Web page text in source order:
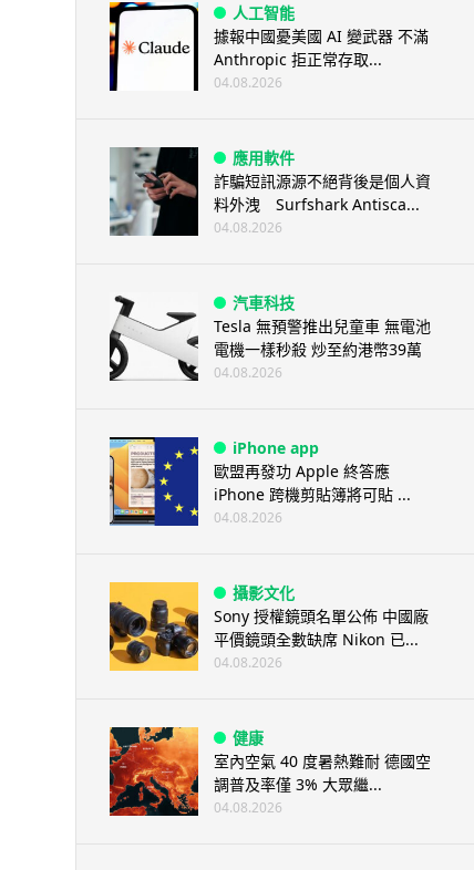
人工智能
據報中國憂美國 AI 變武器 不滿
Anthropic 拒正常存取...
04.08.2026
應用軟件
詐騙短訊源源不絕背後是個人資
料外洩 Surfshark Antisca...
04.08.2026
汽車科技
Tesla 無預警推出兒童車 無電池
電機一樣秒殺 炒至約港幣39萬
04.08.2026
iPhone app
歐盟再發功 Apple 終答應
iPhone 跨機剪貼簿將可貼 ...
04.08.2026
攝影文化
Sony 授權鏡頭名單公佈 中國廠
平價鏡頭全數缺席 Nikon 已...
04.08.2026
健康
室內空氣 40 度暑熱難耐 德國空
調普及率僅 3% 大眾繼...
04.08.2026